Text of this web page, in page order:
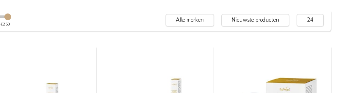
€250
Alle merken Nieuwste producten 24